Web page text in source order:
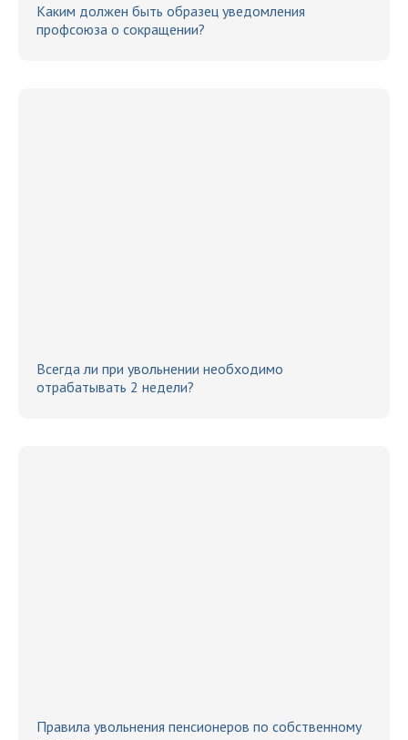
Каким должен быть образец уведомления
профсоюза о сокращении?
Всегда ли при увольнении необходимо
отрабатывать 2 недели?
Правила увольнения пенсионеров по собственному